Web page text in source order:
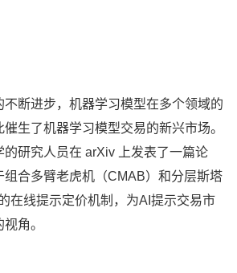
不断进步，机器学习模型在多个领域的
生了机器学习模型交易的新兴市场。
研究人员在 arXiv 上发表了一篇论
组合多臂老虎机（CMAB）和分层斯塔
在线提示定价机制，为AI提示交易市
角。